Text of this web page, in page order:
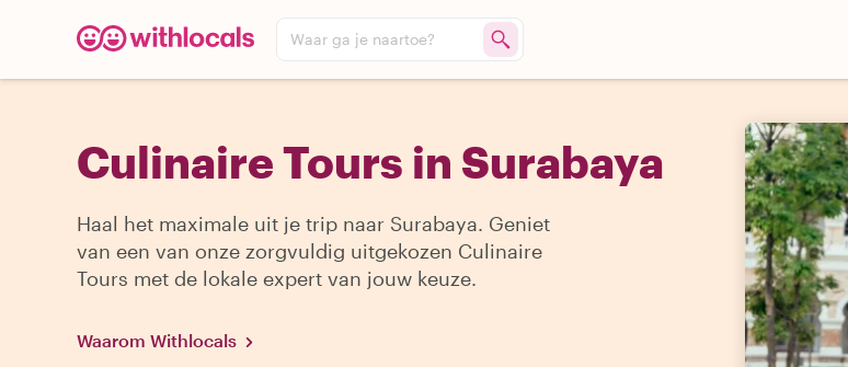
Waar ga je naartoe?
Culinaire Tours in Surabaya
Haal het maximale uit je trip naar Surabaya. Geniet
van een van onze zorgvuldig uitgekozen Culinaire
Tours met de lokale expert van jouw keuze.
Waarom Withlocals